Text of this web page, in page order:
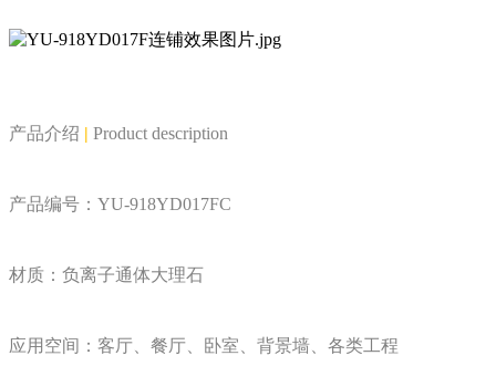
产品介绍 | Product description
产品编号：YU-918YD017FC
材质：负离子通体大理石
应用空间：客厅、餐厅、卧室、背景墙、各类工程